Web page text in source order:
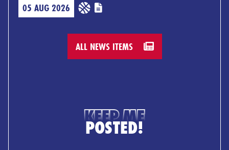
05 AUG 2026
ALL NEWS ITEMS
KEEP ME
POSTED!